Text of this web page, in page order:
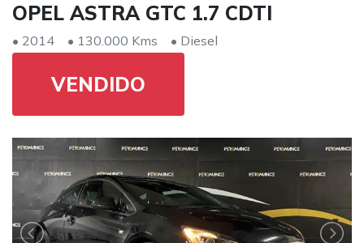
OPEL ASTRA GTC 1.7 CDTI
• 2014 • 130.000 Kms • Diesel
VENDIDO